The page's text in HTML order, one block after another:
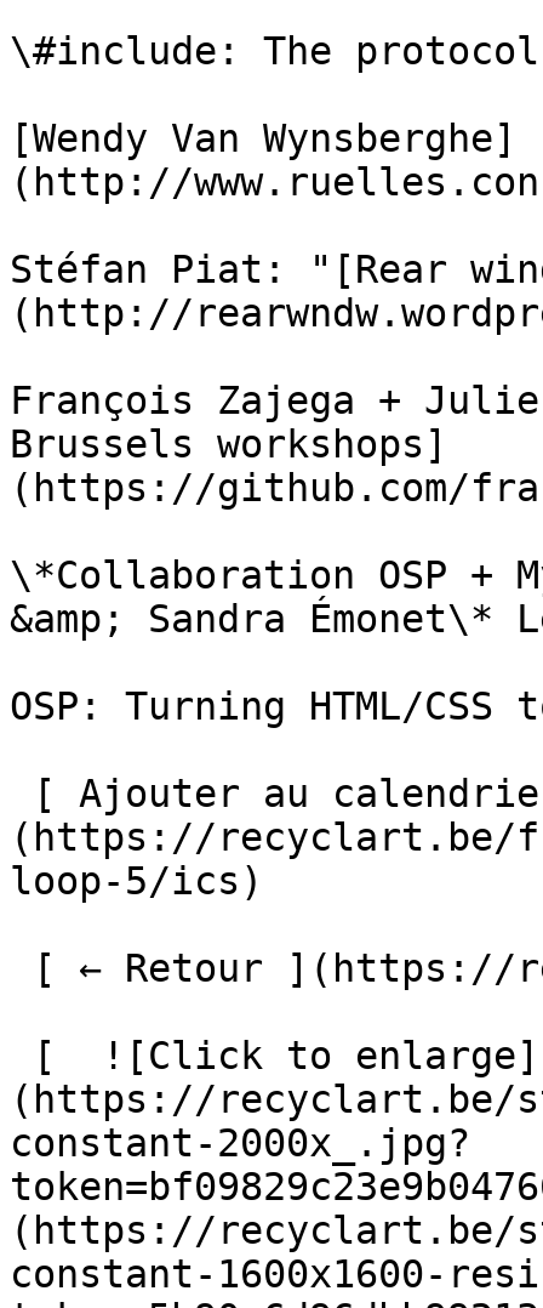
\#include: The
[Wendy Van Wynsberghe]
(http://
Stéfan Piat: "[Rear
(http://
François Zajega +
Brussels workshops]
(https://github.com/
\*Collaboration OSP +
&amp; Sandra Émonet\*
OSP: Turning HTML/
(https://recyclart.be/
loop-5/ics)
(https://recyclart.be/
constant-2000x_.jpg?
(https://recyclart.be/
constant-1600x1600-